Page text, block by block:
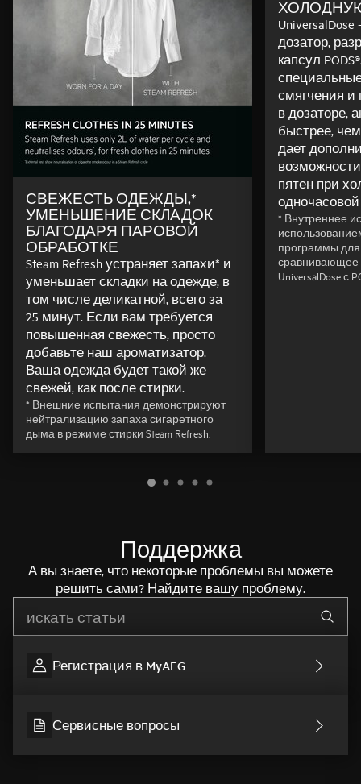
СВЕЖЕСТЬ ОДЕЖДЫ,*
УМЕНЬШЕНИЕ СКЛАДОК
БЛАГОДАРЯ ПАРОВОЙ
ОБРАБОТКЕ
Steam Refresh устраняет запахи* и
уменьшает складки на одежде, в
том числе деликатной, всего за
25 минут. Если вам требуется
повышенная свежесть, просто
добавьте наш ароматизатор.
Ваша одежда будет такой же
свежей, как после стирки.
* Внешние испытания демонстрируют
нейтрализацию запаха сигаретного
дыма в режиме стирки Steam Refresh.
дозатор,
капсул
смягчения и
в дозаторе,
быстрее,
дает
пятен при
одночасовой
* Внутреннее
программы для
сравнивающее
UniversalDose с
Поддержка
А вы знаете, что некоторые проблемы вы можете
решить сами? Найдите вашу проблему.
Регистрация в MyAEG
Сервисные вопросы